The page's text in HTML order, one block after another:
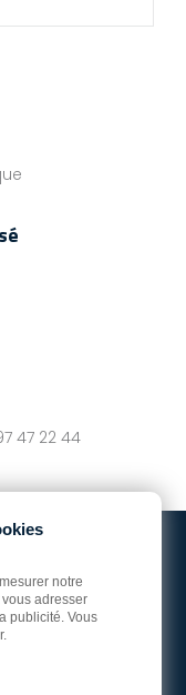
47 22 44
notre
adresser
publicité. Vous